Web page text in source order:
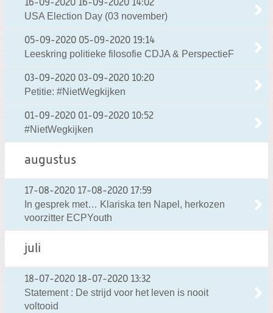
16-09-2020 16-09-2020 14:02
USA Election Day (03 november)
05-09-2020 05-09-2020 19:14
Leeskring politieke filosofie CDJA & PerspectieF
03-09-2020 03-09-2020 10:20
Petitie: #NietWegkijken
01-09-2020 01-09-2020 10:52
#NietWegkijken
augustus
17-08-2020 17-08-2020 17:59
In gesprek met… Klariska ten Napel, herkozen
voorzitter ECPYouth
juli
18-07-2020 18-07-2020 13:32
Statement : De strijd voor het leven is nooit
voltooid